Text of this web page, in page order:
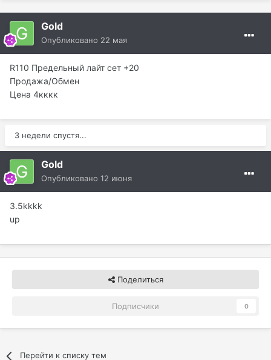
Gold
Опубликовано 22 мая
R110 Предельный лайт сет +20
Продажа/Обмен
Цена 4кккк
3 недели спустя...
Gold
Опубликовано 12 июня
3.5kkkk
up
Поделиться
Подписчики 0
Перейти к списку тем